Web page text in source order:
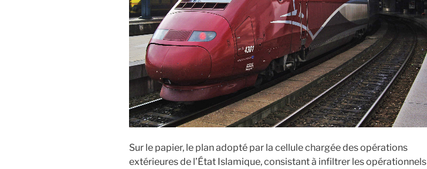
Sur le papier, le plan adopté par la cellule chargée des opérations
extérieures de l’État Islamique, consistant à infiltrer les opérationnels